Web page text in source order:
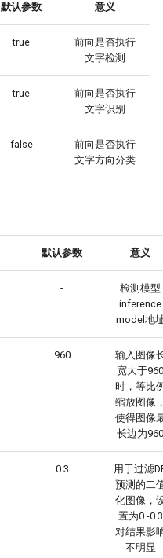
默认参数 意义
true
前向是否执行
文字检测
true
前向是否执行
文字识别
false
前向是否执行
文字方向分类
默认参数 意义
-
检测模型
inference
model地
960
输入图像
宽大于960
时，等比
缩放图像
使得图像
长边为960
0.3
用于过滤
预测的二
化图像，
置为0.-0.3
对结果影
不明显